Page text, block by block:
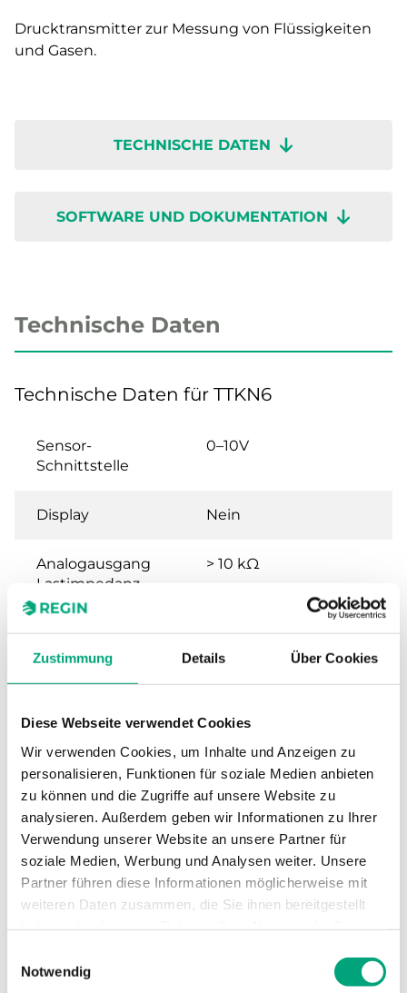
Zustimmung Details Über Cookies
Diese Webseite verwendet Cookies
Wir verwenden Cookies, um Inhalte und Anzeigen zu
personalisieren, Funktionen für soziale Medien anbieten
zu können und die Zugriffe auf unsere Website zu
analysieren. Außerdem geben wir Informationen zu Ihrer
Verwendung unserer Website an unsere Partner für
soziale Medien, Werbung und Analysen weiter. Unsere
Partner führen diese Informationen möglicherweise mit
weiteren Daten zusammen, die Sie ihnen bereitgestellt
Notwendig
Drucktransmitter zur Messung von Flüssigkeiten
und Gasen.
TECHNISCHE DATEN
SOFTWARE UND DOKUMENTATION
Technische Daten
Technische Daten für TTKN6
Sensor-
Schnittstelle
0–10V
Display Nein
Analogausgang
Lastimpedanz
0...10 V
> 10 kΩ
Messbereich 0...600 kPa
Sensorauflösung
Messbereichsendwert
Genauigkeit,
Langzeitstabilität
gem. IEC EN
60770-1
Max. ± 0,25 % vom
Messbereichsendwert
Zulässiger
Überdruck
≤ 4 bar 3 x
Messbereichsendwert,